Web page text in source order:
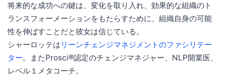
将来的な成功への鍵は、変化を取り入れ、効果的な組織のト
ランスフォーメーションをもたらすために、組織自身の可能
性を伸ばすことだと彼女は信じている。
シャーロッテは リーンチェンジマネジメントのファシリテー
ター。またProsci®認定のチェンジマネジャー、NLP開業医、
レベル１メタコーチ。